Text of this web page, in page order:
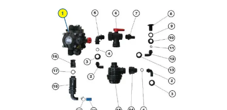
nedladdning